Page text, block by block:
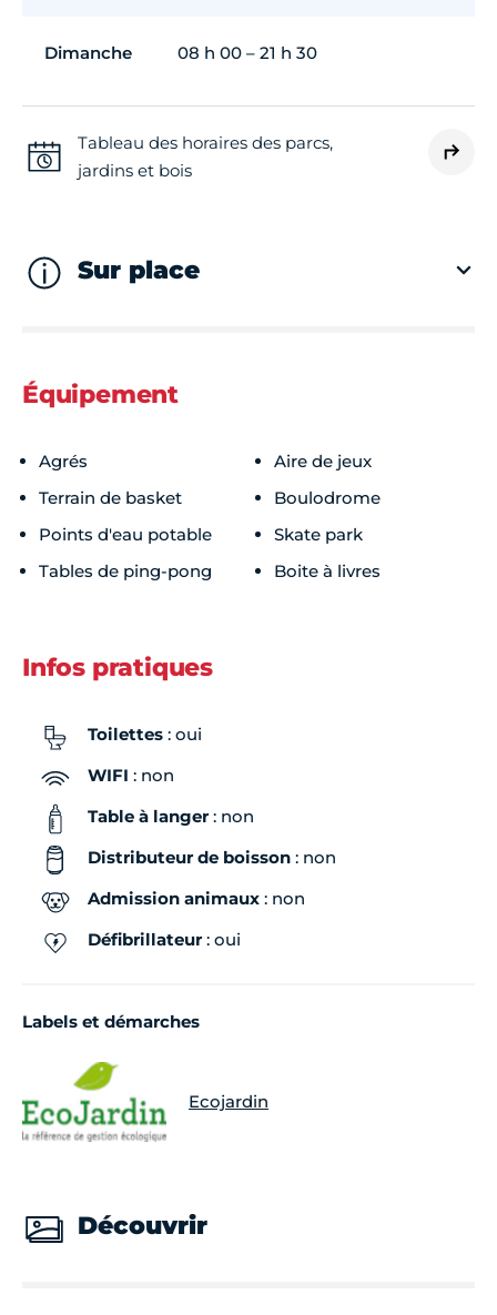
Dimanche 08 h 00 – 21 h 30
Tableau des horaires des parcs,
jardins et bois
Sur place
Équipement
Agrés
Aire de jeux
Terrain de basket
Boulodrome
Points d'eau potable
Skate park
Tables de ping-pong
Boite à livres
Infos pratiques
Toilettes : oui
WIFI : non
Table à langer: non
Distributeur de boisson : non
Admission animaux : non
Défibrillateur: oui
Labels et démarches
Ecojardin
Découvrir